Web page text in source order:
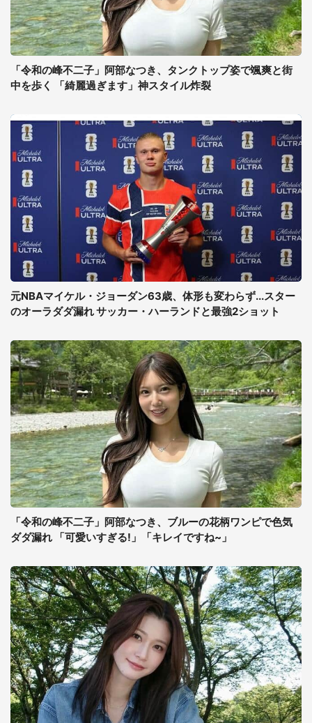
「令和の峰不二子」阿部なつき、タンクトップ姿で颯爽と街
中を歩く 「綺麗過ぎます」神スタイル炸裂
元NBAマイケル・ジョーダン63歳、体形も変わらず...スター
のオーラダダ漏れ サッカー・ハーランドと最強2ショット
「令和の峰不二子」阿部なつき、ブルーの花柄ワンピで色気
ダダ漏れ 「可愛いすぎる!」「キレイですね~」